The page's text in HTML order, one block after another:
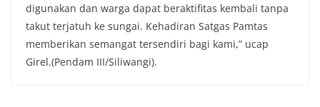
digunakan dan warga dapat beraktifitas kembali tanpa
takut terjatuh ke sungai. Kehadiran Satgas Pamtas
memberikan semangat tersendiri bagi kami,” ucap
Girel.(Pendam III/Siliwangi).